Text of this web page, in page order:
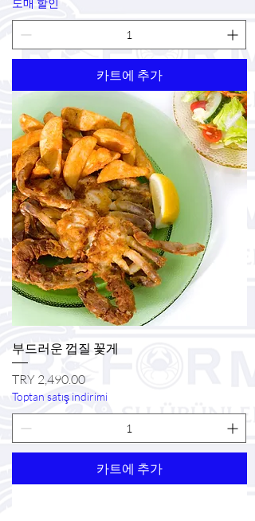
도매 할인
카트에 추가
부드러운 껍질 꽃게
가격
TRY 2,490.00
Toptan satış indirimi
카트에 추가